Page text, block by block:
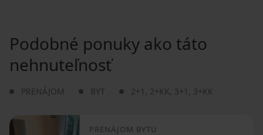
Podobné ponuky ako táto
nehnuteľnosť
PRENÁJOM BYT 2+1 , 2+KK, 3+1 , 3+KK
PRENÁJOM BYTU